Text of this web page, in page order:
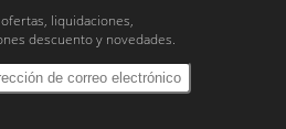
liquidaciones,
descuento y novedades.